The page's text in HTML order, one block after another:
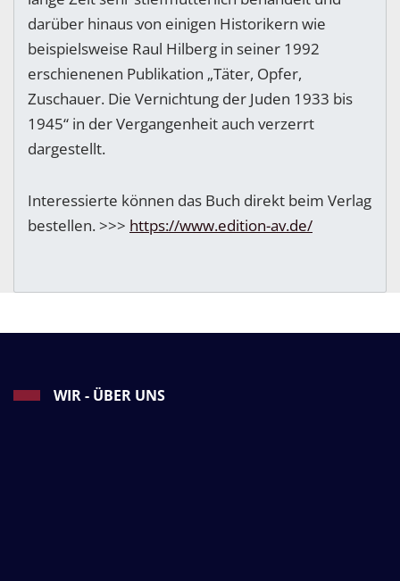
darüber hinaus von einigen Historikern wie
beispielsweise Raul Hilberg in seiner 1992
erschienenen Publikation „Täter, Opfer,
Zuschauer. Die Vernichtung der Juden 1933 bis
1945“ in der Vergangenheit auch verzerrt
dargestellt.
Interessierte können das Buch direkt beim Verlag
bestellen. >>> https://www.edition-av.de/
WIR - ÜBER UNS